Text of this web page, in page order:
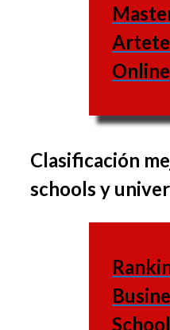
Online
El
varía de
otra, igual
de
Clasificación
schools y